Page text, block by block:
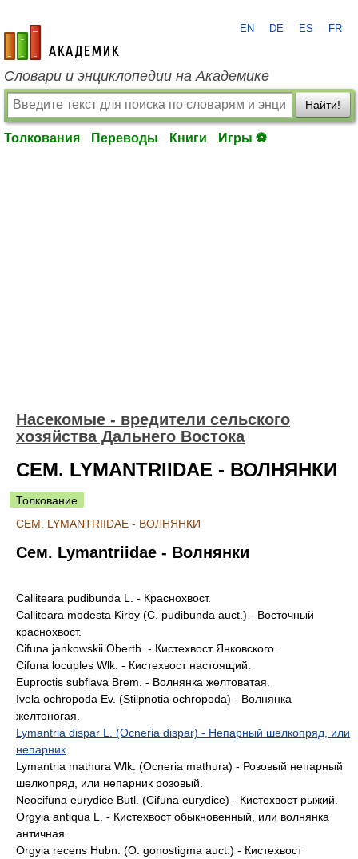
academic.ru
EN DE ES FR
Словари и энциклопедии на Академике
Найти!
Толкования Переводы Книги Игры ⚽
Насекомые - вредители сельского
хозяйства Дальнего Востока
СЕМ. LYMANTRIIDAE - ВОЛНЯНКИ
Толкование
СЕМ. LYMANTRIIDAE - ВОЛНЯНКИ
Сем. Lymantriidae - Волнянки
Calliteara pudibunda L. - Краснохвост.
Calliteara modesta Kirby (C. pudibunda auct.) - Восточный
краснохвост.
Cifuna jankowskii Oberth. - Кистехвост Янковского.
Cifuna locuples Wlk. - Кистехвост настоящий.
Euproctis subflava Brem. - Волнянка желтоватая.
Ivela ochropoda Ev. (Stilpnotia ochropoda) - Волнянка
желтоногая.
Lymantria dispar L. (Ocneria dispar) - Непарный шелкопряд, или
непарник
Lymantria mathura Wlk. (Ocneria mathura) - Розовый непарный
шелкопряд, или непарник розовый.
Neocifuna eurydice Butl. (Cifuna eurydice) - Кистехвост рыжий.
Orgyia antiqua L. - Кистехвост обыкновенный, или волнянка
античная.
Orgyia recens Hubn. (О. gonostigma auct.) - Кистехвост